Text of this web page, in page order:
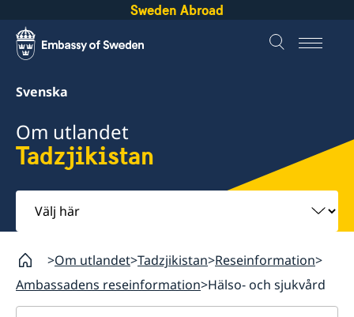
Sweden Abroad
Svenska
Om utlandet
Tadzjikistan
Välj
här
Om utlandet Tadzjikistan Reseinformation
Ambassadens reseinformation Hälso- och sjukvård